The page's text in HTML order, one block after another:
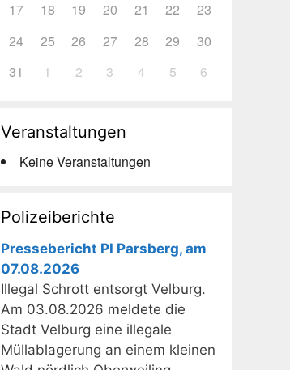
17
18 19 20 21 22
23
24
25 26 27 28 29
30
31
1 2 3 4 5 6
Veranstaltungen
Keine Veranstaltungen
Polizeiberichte
Pressebericht PI Parsberg, am
07.08.2026
Illegal Schrott entsorgt Velburg.
Am 03.08.2026 meldete die
Stadt Velburg eine illegale
Müllablagerung an einem kleinen